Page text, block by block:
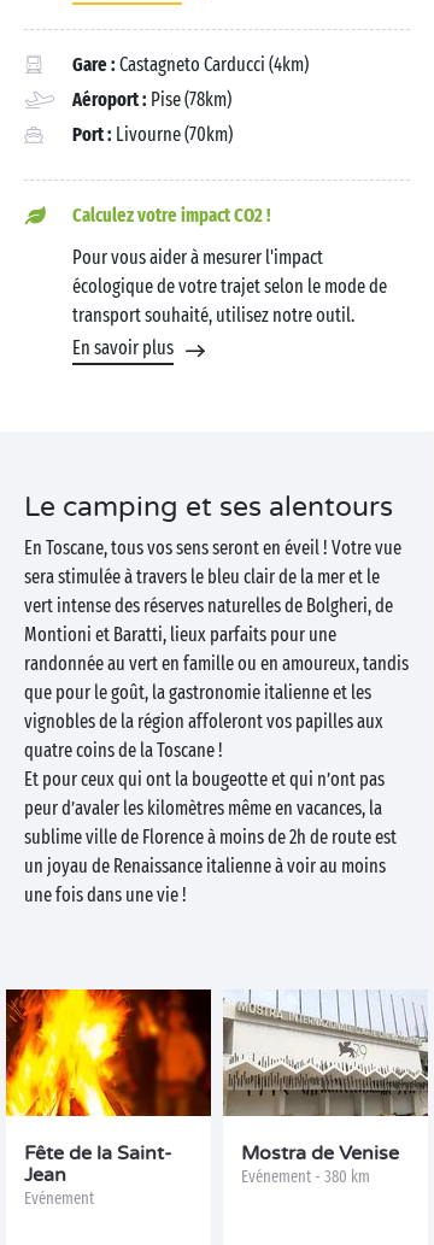
Gare : Castagneto Carducci (4km)
Aéroport : Pise (78km)
Port : Livourne (70km)
Calculez votre impact CO2 !
Pour vous aider à mesurer l'impact
écologique de votre trajet selon le mode de
transport souhaité, utilisez notre outil.
En savoir plus
Le camping et ses alentours
En Toscane, tous vos sens seront en éveil ! Votre vue
sera stimulée à travers le bleu clair de la mer et le
vert intense des réserves naturelles de Bolgheri, de
Montioni et Baratti, lieux parfaits pour une
randonnée au vert en famille ou en amoureux, tandis
que pour le goût, la gastronomie italienne et les
vignobles de la région affoleront vos papilles aux
quatre coins de la Toscane !
Et pour ceux qui ont la bougeotte et qui n’ont pas
peur d’avaler les kilomètres même en vacances, la
sublime ville de Florence à moins de 2h de route est
un joyau de Renaissance italienne à voir au moins
une fois dans une vie !
Fête de la Saint-
Jean
Evénement
Mostra de Venise
Evénement - 380 km